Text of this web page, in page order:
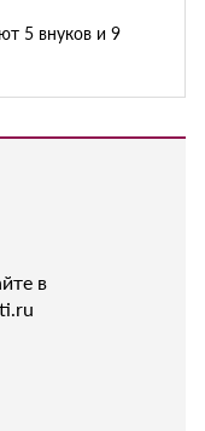
5 внуков и 9
в